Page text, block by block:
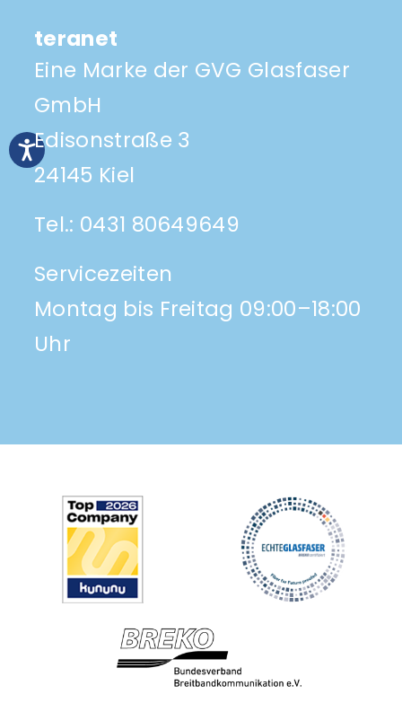
teranet
Eine Marke der GVG Glasfaser
GmbH
Edisonstraße 3
24145 Kiel
Tel.: 0431 80649649
Servicezeiten
Montag bis Freitag 09:00–18:00
Uhr